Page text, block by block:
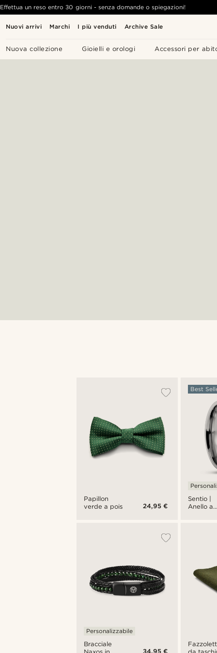
Nuovi arrivi Marchi I più venduti Archive Sale
Nuova collezione Gioielli e orologi Accessori per
Effettua un reso entro 30 giorni - senza domande o spiegazioni!
Papillon
verde a pois
24,95 €
Bracciale
Personalizzabile
34,95 €
Sentio |
Anello a
Best